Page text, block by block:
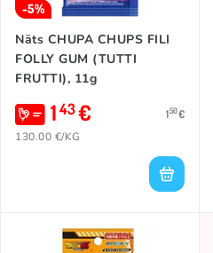
-5%
Näts CHUPA CHUPS FILI
FOLLY GUM (TUTTI
FRUTTI), 11g
143€ 150€
130.00 €/KG